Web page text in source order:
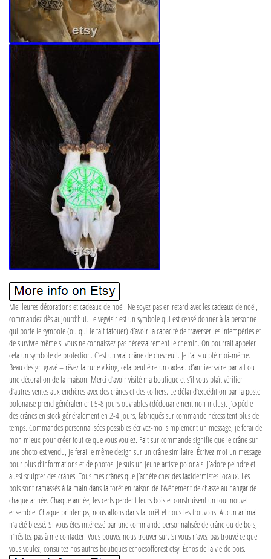
Meilleures décorations et cadeaux de noël. Ne soyez pas en retard avec les cadeaux de noël,
commandez dès aujourd’hui. Le vegvisir est un symbole qui est censé donner à la personne
qui porte le symbole (ou qui le fait tatouer) d’avoir la capacité de traverser les intempéries et
de survivre même si vous ne connaissez pas nécessairement le chemin. On pourrait appeler
cela un symbole de protection. C’est un vrai crâne de chevreuil. Je l’ai sculpté moi-même.
Beau design gravé – rêvez la rune viking, cela peut être un cadeau d’anniversaire parfait ou
une décoration de la maison. Merci d’avoir visité ma boutique et s’il vous plaît vérifier
d’autres ventes aux enchères avec des crânes et des colliers. Le délai d’expédition par la poste
polonaise prend généralement 5-8 jours ouvrables (dédouanement non inclus). J’expédie
des crânes en stock généralement en 2-4 jours, fabriqués sur commande nécessitent plus de
temps. Commandes personnalisées possibles écrivez-moi simplement un message, je ferai de
mon mieux pour créer tout ce que vous voulez. Fait sur commande signifie que le crâne sur
une photo est vendu, je ferai le même design sur un crâne similaire. Écrivez-moi un message
pour plus d’informations et de photos. Je suis un jeune artiste polonais. J’adore peindre et
aussi sculpter des crânes. Tous mes crânes que j’achète chez des taxidermistes locaux. Les
bois sont ramassés à la main dans la forêt en raison de l’événement de chasse au hangar de
chaque année. Chaque année, les cerfs perdent leurs bois et construisent un tout nouvel
ensemble. Chaque printemps, nous allons dans la forêt et nous les trouvons. Aucun animal
n’a été blessé. Si vous êtes intéressé par une commande personnalisée de crâne ou de bois,
n’hésitez pas à me contacter. Vous pouvez nous trouver sur. Si vous n’avez pas trouvé ce que
vous voulez, consultez nos autres boutiques echoesofforest etsy. Échos de la vie de bois.